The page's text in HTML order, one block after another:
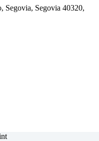
Segovia, Segovia 40320,